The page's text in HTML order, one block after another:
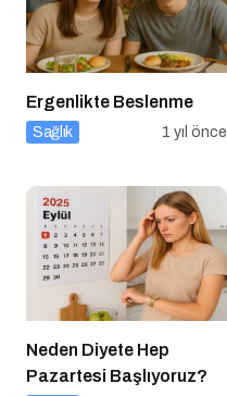
Ergenlikte Beslenme
Sağlık 1 yıl önce
Neden Diyete Hep
Pazartesi Başlıyoruz?